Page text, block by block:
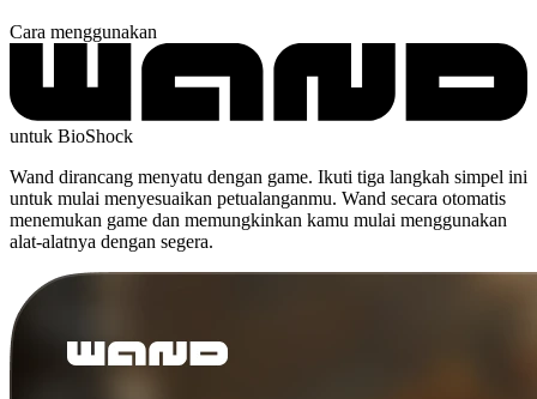
Cara menggunakan
untuk BioShock
Wand dirancang menyatu dengan game. Ikuti tiga langkah simpel ini
untuk mulai menyesuaikan petualanganmu. Wand secara otomatis
menemukan game dan memungkinkan kamu mulai menggunakan
alat-alatnya dengan segera.